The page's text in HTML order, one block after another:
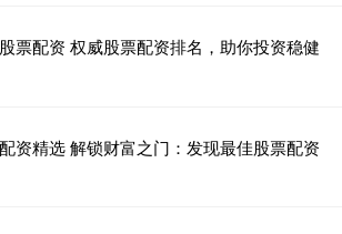
票配资 权威股票配资排名，助你投资稳健
资精选 解锁财富之门：发现最佳股票配资